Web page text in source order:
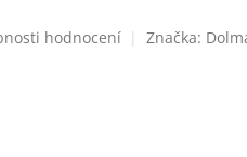
hodnocení Značka: